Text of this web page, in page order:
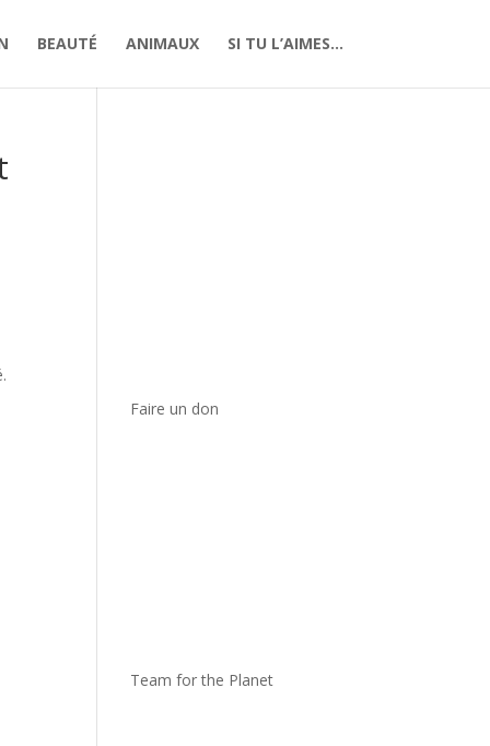
BEAUTÉ ANIMAUX SI TU L’AIMES…
Faire un don
Team for the Planet